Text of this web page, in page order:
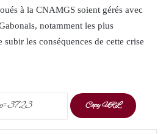
à la CNAMGS soient gérés avec
notamment les plus
les conséquences de cette crise
Copy URL